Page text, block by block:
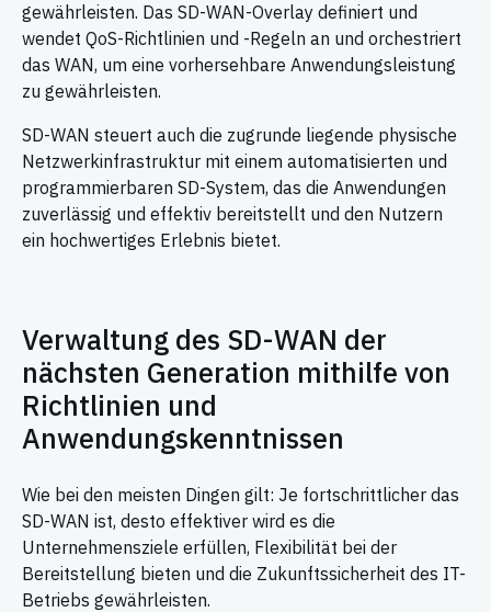
gewährleisten. Das SD-WAN-Overlay definiert und
wendet QoS-Richtlinien und -Regeln an und orchestriert
das WAN, um eine vorhersehbare Anwendungsleistung
zu gewährleisten.
SD-WAN steuert auch die zugrunde liegende physische
Netzwerkinfrastruktur mit einem automatisierten und
programmierbaren SD-System, das die Anwendungen
zuverlässig und effektiv bereitstellt und den Nutzern
ein hochwertiges Erlebnis bietet.
Verwaltung des SD-WAN der
nächsten Generation mithilfe von
Richtlinien und
Anwendungskenntnissen
Wie bei den meisten Dingen gilt: Je fortschrittlicher das
SD-WAN ist, desto effektiver wird es die
Unternehmensziele erfüllen, Flexibilität bei der
Bereitstellung bieten und die Zukunftssicherheit des IT-
Betriebs gewährleisten.